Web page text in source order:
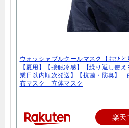
ウォッシャブルクールマスク【おひと
【夏用】【接触冷感】【繰り返し使
業日以内順次発送】【抗菌・防臭
布マスク 立体マスク
楽天